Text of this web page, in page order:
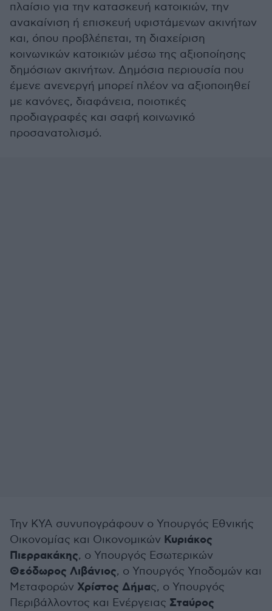
πλαίσιο για την κατασκευή κατοικιών, την
ανακαίνιση ή επισκευή υφιστάμενων ακινήτων
και, όπου προβλέπεται, τη διαχείριση
κοινωνικών κατοικιών μέσω της αξιοποίησης
δημόσιων ακινήτων. Δημόσια περιουσία που
έμενε ανενεργή μπορεί πλέον να αξιοποιηθεί
με κανόνες, διαφάνεια, ποιοτικές
προδιαγραφές και σαφή κοινωνικό
προσανατολισμό.
Την ΚΥΑ συνυπογράφουν ο Υπουργός Εθνικής
Οικονομίας και Οικονομικών Κυριάκος
Πιερρακάκης, ο Υπουργός Εσωτερικών
Θεόδωρος Λιβάνιος, ο Υπουργός Υποδομών και
Μεταφορών Χρίστος Δήμας, ο Υπουργός
Περιβάλλοντος και Ενέργειας Σταύρος